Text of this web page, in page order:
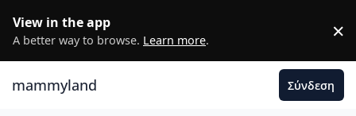
View in the app
A better way to browse. Learn more. ×
mammyland Σύνδεση